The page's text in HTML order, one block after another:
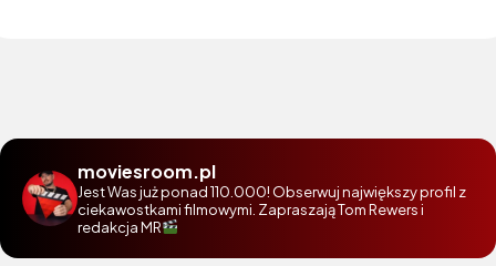
moviesroom.pl
Jest Was już ponad 110.000! Obserwuj największy profil z
ciekawostkami filmowymi. Zapraszają Tom Rewers i
redakcja MR